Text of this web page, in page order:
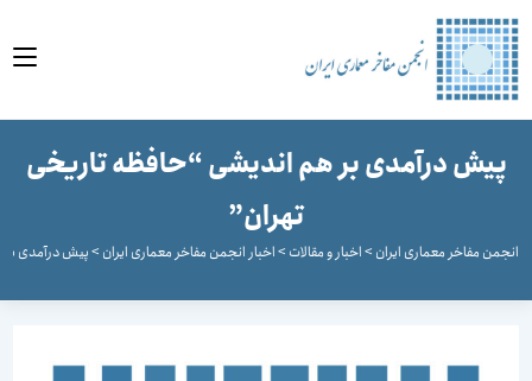
پیش درآمدی بر هم اندیشی “حافظه تاریخی
تهران”
مفاخر معماری ایران>اخبار و مقالات>اخبار انجمن مفاخر معماری ایران>پیش درآمدی بر هم